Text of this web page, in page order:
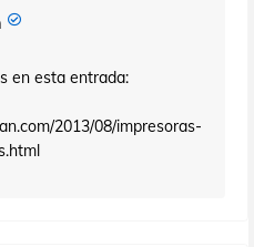
en esta entrada:
2013/08/impresoras-